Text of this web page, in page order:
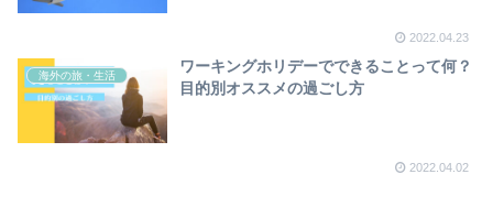
2022.04.23
海外の旅・生活
ワーキングホリデーでできることって何？
目的別オススメの過ごし方
2022.04.02